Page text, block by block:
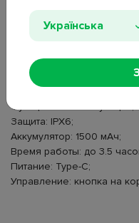
волосами.
Размер: 222×82×58 мм;
Материал: ABS-пластик;
Функции: EMS-стимуляция,
Защита: IPX6;
Аккумулятор: 1500 мАч;
Время работы: до 3.5
Питание: Type-C;
Управление: кнопка на
Українська